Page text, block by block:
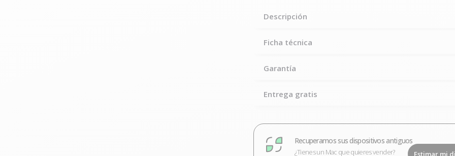
Descripción
Ficha técnica
Garantía
Entrega gratis
Recuperamos sus dispositivos antiguos
¿Tienes un Mac que quieres vender? Estimar mi